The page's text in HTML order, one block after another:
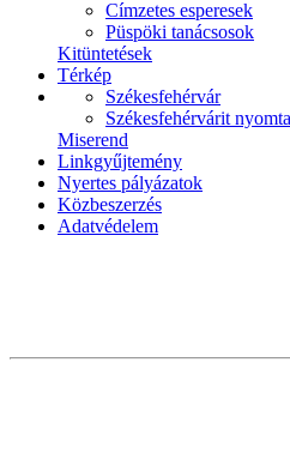
Címzetes esperesek
Püspöki tanácsosok
Kitüntetések
Térkép
Székesfehérvár
Székesfehérvárit
Miserend
Linkgyűjtemény
Nyertes pályázatok
Közbeszerzés
Adatvédelem